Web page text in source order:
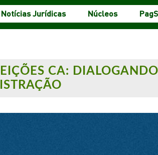
Notícias Jurídicas Núcleos
CA: